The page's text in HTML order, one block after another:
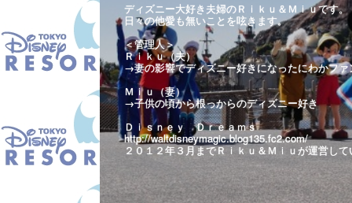
ディズニー大好き夫婦のＲｉｋｕ＆Ｍｉｕです。
日々の他愛も無いことを呟きます。
＜管理人＞
Ｒｉｋｕ（夫）
→妻の影響でディズニー好きになったにわかファ
Ｍｉｕ（妻）
→子供の頃から根っからのディズニー好き
Ｄｉｓｎｅｙ Ｄｒｅａｍｓ
http://waltdisneymagic.blog135.fc2.com/
２０１２年３月までＲｉｋｕ＆Ｍｉｕが運営し